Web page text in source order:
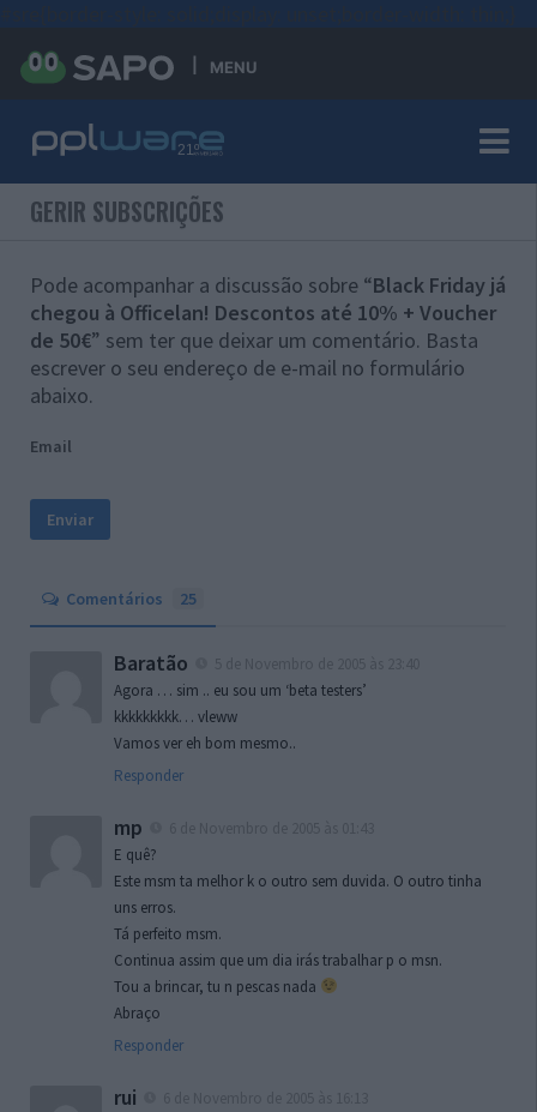
MENU
GERIR SUBSCRIÇÕES
Pode acompanhar a discussão sobre “Black Friday já
chegou à Officelan! Descontos até 10% + Voucher
de 50€” sem ter que deixar um comentário. Basta
escrever o seu endereço de e-mail no formulário
abaixo.
Email
Comentários 25
Baratão
Agora … sim .. eu sou um ‘beta testers’
kkkkkkkkk… vleww
Vamos ver eh bom mesmo..
Responder
mp
E quê?
Este msm ta melhor k o outro sem duvida. O outro tinha
uns erros.
Tá perfeito msm.
Continua assim que um dia irás trabalhar p o msn.
Tou a brincar, tu n pescas nada
Abraço
Responder
rui